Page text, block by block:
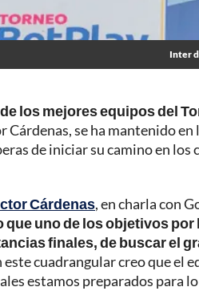
Inter
los mejores equipos del
Cárdenas, se ha mantenido
de iniciar su camino en
Cárdenas, en charla con
que uno de los objetivos
finales, de buscar el
este cuadrangular creo que el
estamos preparados para